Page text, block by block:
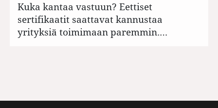
Kuka kantaa vastuun? Eettiset
sertifikaatit saattavat kannustaa
yrityksiä toimimaan paremmin.…